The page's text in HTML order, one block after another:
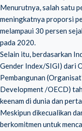
Menurutnya, salah satu
meningkatnya proporsi
melampaui 30 persen
pada 2020.
Selain itu, berdasarkan
Gender Index/SIGI) dari
Pembangunan
Development /OECD)
keenam di dunia dan
Meskipun dikecualikan
berkomitmen untuk